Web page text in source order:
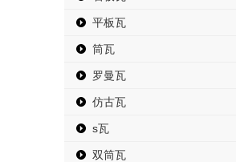
平板瓦
筒瓦
罗曼瓦
仿古瓦
s瓦
双筒瓦